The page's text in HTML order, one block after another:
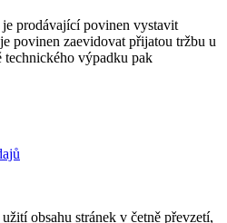
prodávající povinen vystavit
povinen zaevidovat přijatou tržbu u
technického výpadku pak
obsahu stránek v četně převzetí,